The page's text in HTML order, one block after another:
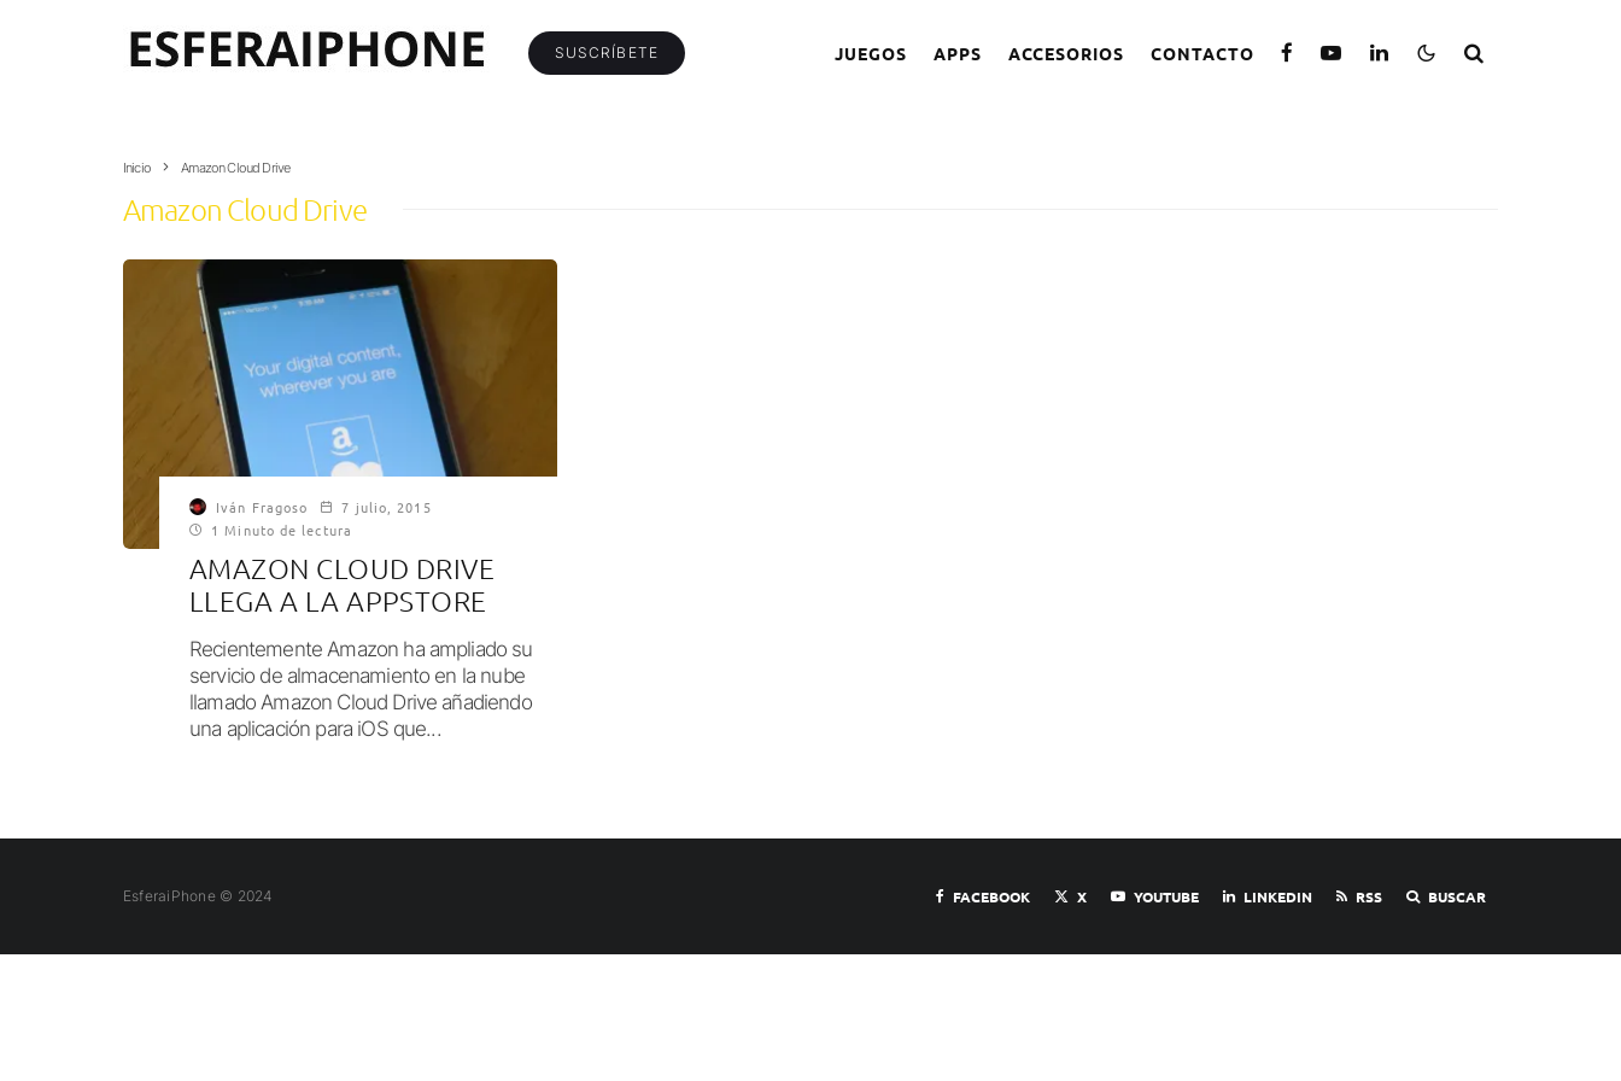
SUSCRÍBETE JUEGOS APPS ACCESORIOS CONTACTO
Inicio Amazon Cloud Drive
Amazon Cloud Drive
Iván Fragoso
7 julio, 2015
1 Minuto de lectura
AMAZON CLOUD DRIVE
LLEGA A LA APPSTORE
Recientemente Amazon ha ampliado su
servicio de almacenamiento en la nube
llamado Amazon Cloud Drive añadiendo
una aplicación para iOS que...
EsferaiPhone © 2024 FACEBOOK X YOUTUBE LINKEDIN RSS BUSCAR